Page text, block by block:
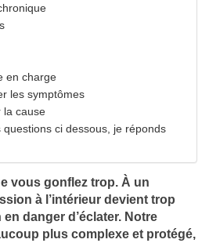
en charge
les symptômes
la cause
questions ci dessous, je réponds
vous gonflez trop. À un
à l’intérieur devient trop
danger d’éclater. Notre
plus complexe et protégé,